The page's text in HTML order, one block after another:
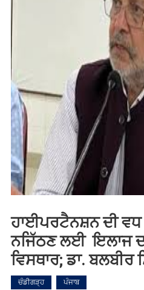
ਹਾਈਪਰਟੈਨਸ਼ਨ ਦੀ
ਨਜਿੱਠਣ ਲਈ ਇਲਾਜ
ਵਿਸਥਾਰ; ਡਾ. ਬਲਬੀਰ
ਚੰਡੀਗੜ੍ਹ ਪੰਜਾਬ